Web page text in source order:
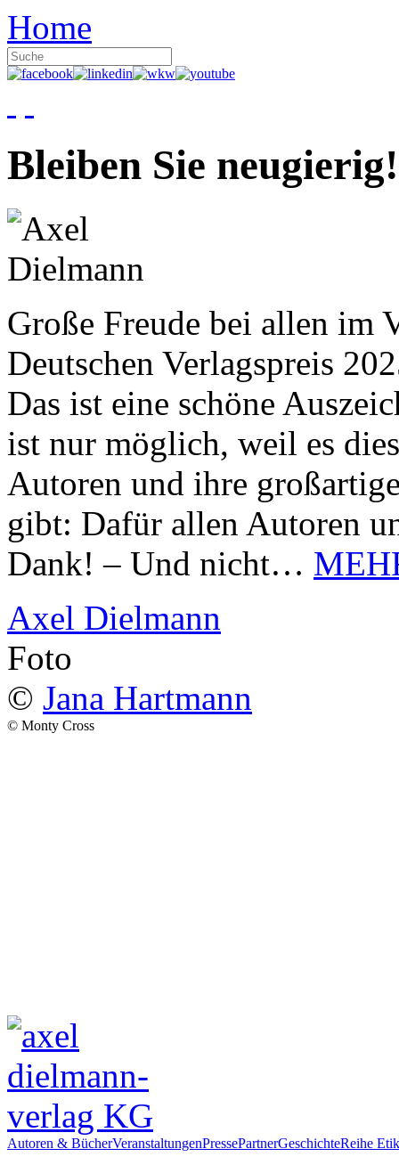
Home
Bleiben Sie neugierig!
Große Freude bei allen im
Deutschen Verlagspreis
Das ist eine schöne
ist nur möglich, weil es
Autoren und ihre
gibt: Dafür allen Autoren
Dank! – Und nicht…
Axel Dielmann
Foto
© Jana Hartmann
© Monty Cross
Autoren & BücherVeranstaltungenPressePartnerGeschichteReihe